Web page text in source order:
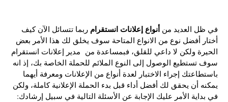
في ظل العديد منأنواع إعلانات انستقرامربما تتسائل الآن كيف
أختار أفضل نوع من الانواع المتاحة سوف يخلق لك هذا الأمر بعض
الحيرة ولكن لا داعي للقلق، فبمساعدة من مدير إعلانات انستقرام
سوف تستطيع الوصول إلى النوع الملائم للحملة الخاصة بك، إذ انه
باستطاعتك إجراء الاختبار لعدة أنواع من الإعلانات ومعرفة أيهما
يمكنه أن يحقق لك أفضل أداء قبل بدء الحملة الإعلانية كاملة، ولكن
في بداية الأمر عليك الإجابة عن الأسئلة التالية في سبيل إرشادك: